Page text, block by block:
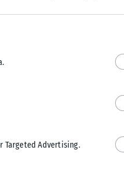
Targeted Advertising.